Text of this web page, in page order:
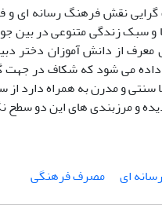
نقش فرهنگ رسانه ای و
سبک زندگی متنوعی در بین
معرف از دانش آموزان دختر
می شود که شکاف در جهت
سنتی و مدرن به همراه دارد
و مرزبندی های این دو سطح
ای مصرف فرهنگی